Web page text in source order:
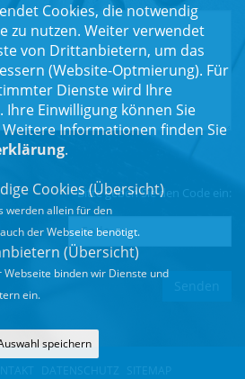
Bitte geben Sie den Code ein:
DATENSCHUTZ SITEMAP
Cookies, die notwendig
zu nutzen. Weiter verwendet
von Drittanbietern, um das
(Website-Optmierung). Für
Dienste wird Ihre
Einwilligung können Sie
Informationen finden Sie
.
Cookies (Übersicht)
werden allein für den
der Webseite benötigt.
(Übersicht)
binden wir Dienste und
ein.
speichern